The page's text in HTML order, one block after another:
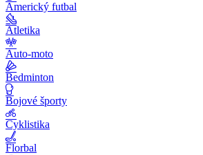
Americký futbal
Atletika
Auto-moto
Bedminton
Bojové športy
Cyklistika
Florbal